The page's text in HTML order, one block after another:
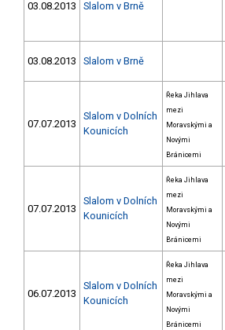
03.08.2013 Slalom v Brně
03.08.2013 Slalom v Brně
07.07.2013
Slalom v Dolních
Kounicích
Řeka Jihlava
mezi
Moravskými a
Novými
Bránicemi
07.07.2013
Slalom v Dolních
Kounicích
Řeka Jihlava
mezi
Moravskými a
Novými
Bránicemi
06.07.2013
Slalom v Dolních
Kounicích
Řeka Jihlava
mezi
Moravskými a
Novými
Bránicemi